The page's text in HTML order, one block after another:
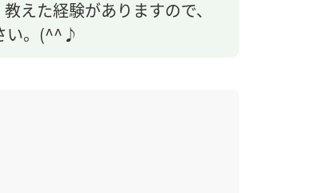
えた経験がありますので、
い。(^^♪